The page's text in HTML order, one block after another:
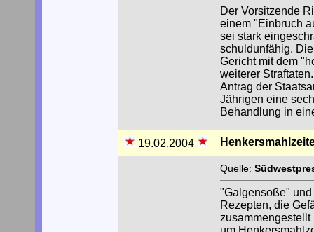
Der Vorsitzende
einem "Einbruch
sei stark
schuldunfähig.
Gericht mit dem
weiterer
Antrag der
Jährigen eine
Behandlung in
19.02.2004
Quelle:
"Galgensoße"
Rezepten, die